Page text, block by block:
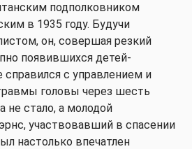
подполковником
в 1935 году. Будучи
он, совершая резкий
появившихся детей-
справился с управлением и
головы через шесть
не стало, а молодой
участвовавший в спасении
настолько впечатлен